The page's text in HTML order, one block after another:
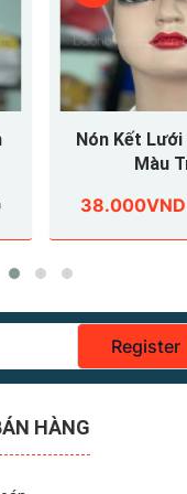
Thực Phẩm
48.000VND
Register
HÀNG